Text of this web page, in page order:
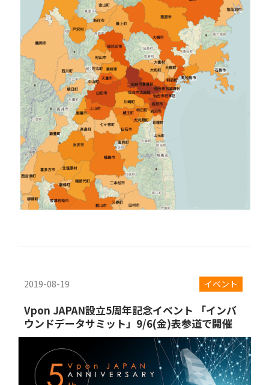
2019-08-19 イベント
Vpon JAPAN設立5周年記念イベント 「インバ
ウンドデータサミット」9/6(金)表参道で開催